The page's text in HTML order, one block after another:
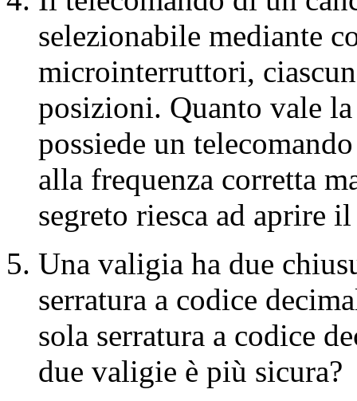
selezionabile mediante
microinterruttori,
posizioni. Quanto vale
possiede un
alla frequenza corretta
segreto riesca ad aprire
Una valigia ha due
serratura a codice
sola serratura a codice
due valigie è più sicura?